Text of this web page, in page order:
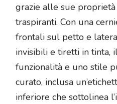
grazie alle sue
traspiranti. Con una
frontali sul petto e
invisibili e tiretti in tinta,
funzionalità e uno stile
curato, inclusa
inferiore che sottolinea